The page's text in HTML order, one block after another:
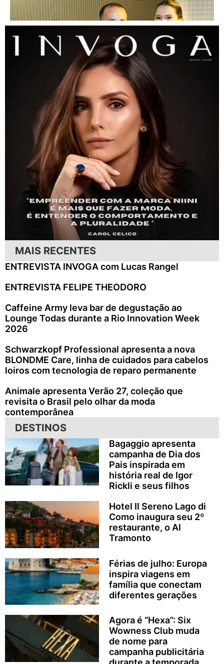
MAIS RECENTES
ENTREVISTA INVOGA com Lucas Rangel
ENTREVISTA FELIPE THEODORO
Caffeine Army leva bar de degustação ao
Lounge Todas durante a Rio Innovation Week
2026
Schwarzkopf Professional apresenta a nova
BLONDME Care, linha de cuidados para cabelos
loiros com tecnologia de reparo permanente
Animale apresenta Verão 27, coleção que
revisita o Brasil pelo olhar da moda
contemporânea
DESTINOS
Bagaggio apresenta
campanha de Dia dos
Pais inspirada em
história real de Igor
Rickli e seus filhos
Hotel Il Sereno Lago di
Como inaugura seu 2º
restaurante, o Al
Tramonto
Férias de julho: Europa
inspira viagens em
família que conectam
diferentes gerações
Agora é “Hexa”: Six
Wowness Club muda
de nome para
campanha publicitária